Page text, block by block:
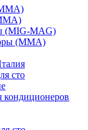
(MIG-MAG)
(MMA)
сто
кондиционеров